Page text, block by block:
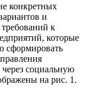
конкретных
и
к
которые
сформировать
социальную
на рис. 1.